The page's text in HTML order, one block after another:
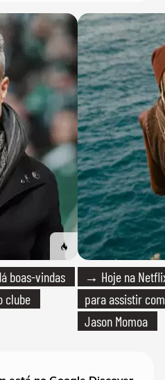
boas-vindas
clube
→ Hoje na
para assistir
Jason Momoa